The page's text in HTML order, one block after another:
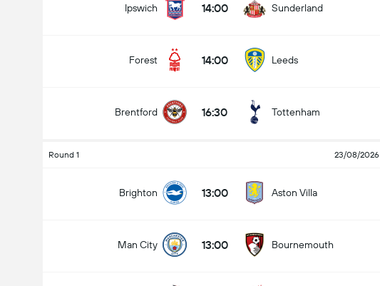
Ipswich 14:00 Sunderland
Forest 14:00 Leeds
Brentford 16:30 Tottenham
Round 1 23/08/2026
Brighton 13:00 Aston Villa
Man City 13:00 Bournemouth